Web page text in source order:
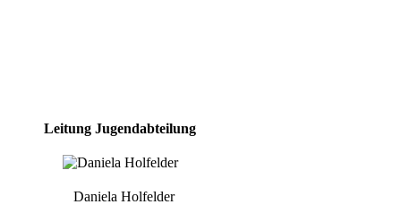
Leitung Jugendabteilung
Daniela Holfelder